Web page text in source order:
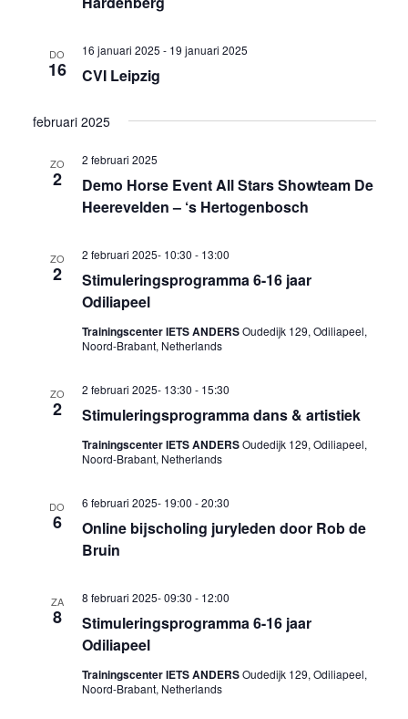
DO
16 CVI Leipzig
16 januari 2025 - 19 januari 2025
februari 2025
ZO
2
Demo Horse Event All Stars Showteam De
Heerevelden – ‘s Hertogenbosch
2 februari 2025
ZO
2
Stimuleringsprogramma 6-16 jaar
Odiliapeel
2 februari 2025- 10:30 - 13:00
Trainingscenter IETS ANDERSOudedijk 129, Odiliapeel,
Noord-Brabant, Netherlands
ZO
2 Stimuleringsprogramma dans & artistiek
2 februari 2025- 13:30 - 15:30
Trainingscenter IETS ANDERSOudedijk 129, Odiliapeel,
Noord-Brabant, Netherlands
DO
6
Online bijscholing juryleden door Rob de
Bruin
6 februari 2025- 19:00 -20:30
ZA
8
Stimuleringsprogramma 6-16 jaar
Odiliapeel
8 februari 2025- 09:30 - 12:00
Trainingscenter IETS ANDERSOudedijk 129, Odiliapeel,
Noord-Brabant, Netherlands